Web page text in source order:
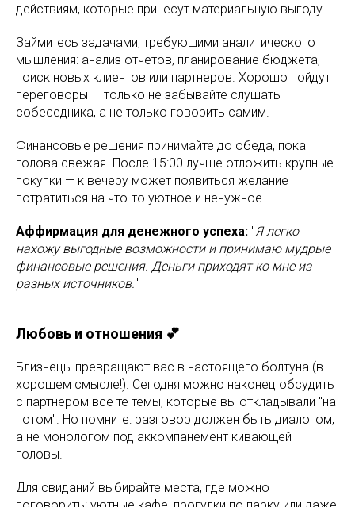
действиям, которые принесут материальную выгоду.
Займитесь задачами, требующими аналитического
мышления: анализ отчетов, планирование бюджета,
поиск новых клиентов или партнеров. Хорошо пойдут
переговоры — только не забывайте слушать
собеседника, а не только говорить самим.
Финансовые решения принимайте до обеда, пока
голова свежая. После 15:00 лучше отложить крупные
покупки — к вечеру может появиться желание
потратиться на что-то уютное и ненужное.
Аффирмация для денежного успеха: "Я легко
нахожу выгодные возможности и принимаю мудрые
финансовые решения. Деньги приходят ко мне из
разных источников. "
Любовь и отношения 💕
Близнецы превращают вас в настоящего болтуна (в
хорошем смысле!). Сегодня можно наконец обсудить
с партнером все те темы, которые вы откладывали "на
потом". Но помните: разговор должен быть диалогом,
а не монологом под аккомпанемент кивающей
головы.
Для свиданий выбирайте места, где можно